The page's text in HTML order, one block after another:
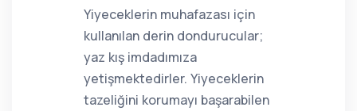
Yiyeceklerin muhafazası için
kullanılan derin dondurucular;
yaz kış imdadımıza
yetişmektedirler. Yiyeceklerin
tazeliğini korumayı başarabilen